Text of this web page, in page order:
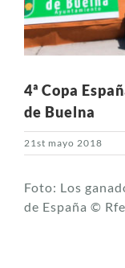
4ª Copa
de Buelna
21st mayo 2018
Foto: Los
de España ©